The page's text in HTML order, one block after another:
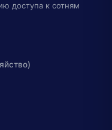
доступа к сотням